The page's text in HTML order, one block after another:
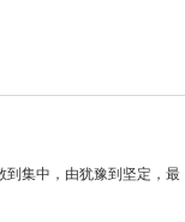
到集中，由犹豫到坚定，最